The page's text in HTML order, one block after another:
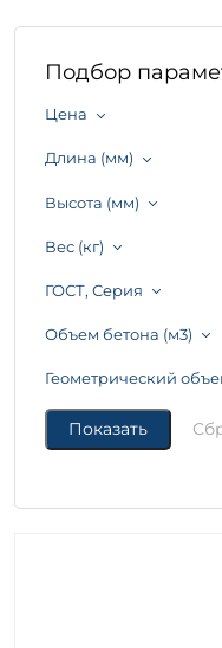
Подбор
Цена
Длина (мм)
Высота (мм)
Вес (кг)
ГОСТ, Серия
Объем бетона (м3)
Геометрический